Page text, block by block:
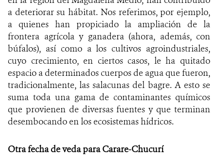
a deteriorar su hábitat. Nos referimos, por ejemplo,
a quienes han propiciado la ampliación de la
frontera agrícola y ganadera (ahora, además, con
búfalos), así como a los cultivos agroindustriales,
cuyo crecimiento, en ciertos casos, le ha quitado
espacio a determinados cuerpos de agua que fueron,
tradicionalmente, las salacunas del bagre. A esto se
suma toda una gama de contaminantes químicos
que provienen de diversas fuentes y que terminan
desembocando en los ecosistemas hídricos.
Otra fecha de veda para Carare-Chucurí